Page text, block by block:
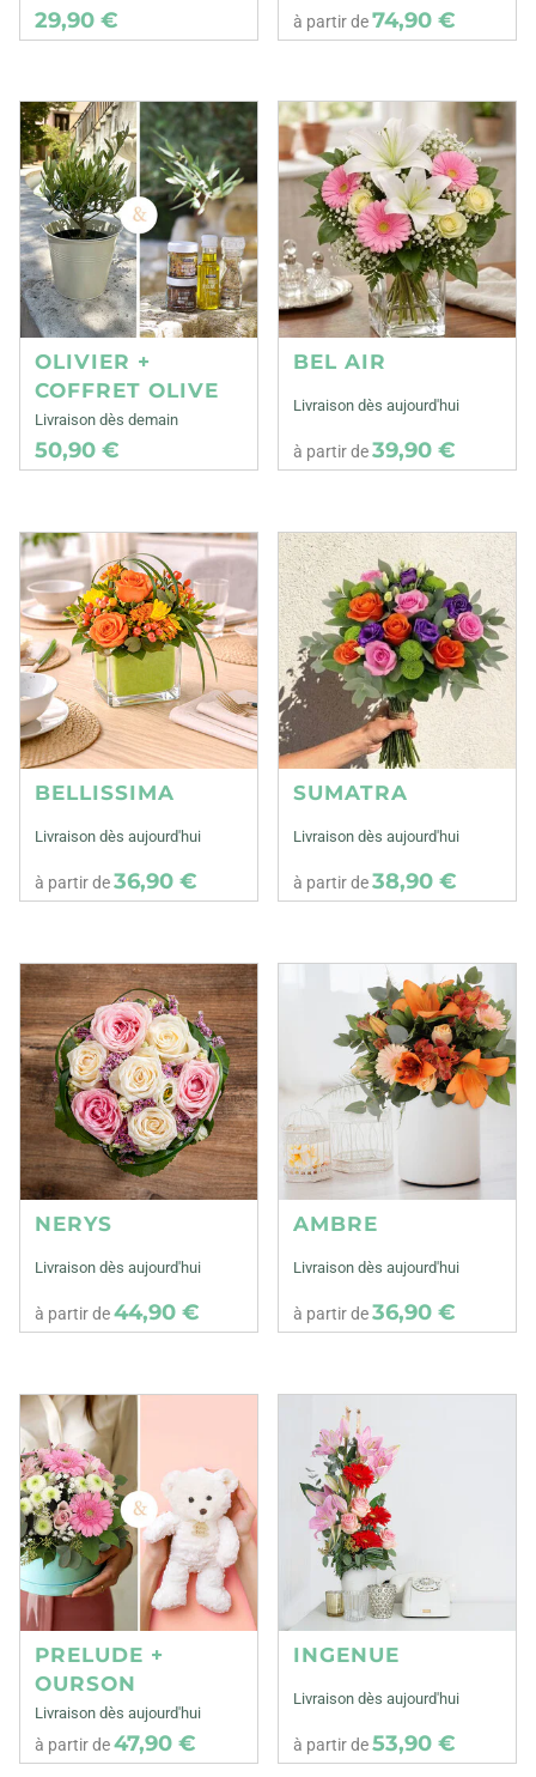
29,90 € à partir de74,90 €
OLIVIER +
COFFRET OLIVE
Livraison dès demain
50,90 €
BEL AIR
Livraison dès aujourd'hui
à partir de39,90 €
BELLISSIMA
Livraison dès aujourd'hui
à partir de36,90 €
SUMATRA
Livraison dès aujourd'hui
à partir de38,90 €
NERYS
Livraison dès aujourd'hui
à partir de44,90 €
AMBRE
Livraison dès aujourd'hui
à partir de36,90 €
PRELUDE +
OURSON
Livraison dès aujourd'hui
à partir de47,90 €
INGENUE
Livraison dès aujourd'hui
à partir de53,90 €